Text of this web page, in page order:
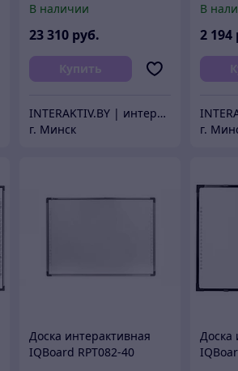
В наличии
23 310 руб.
Купить
INTERAKTIV.BY | интерактивное оборудование
г. Минск
В
2 194
г.
Доска интерактивная
IQBoard RPT082-40
Доска